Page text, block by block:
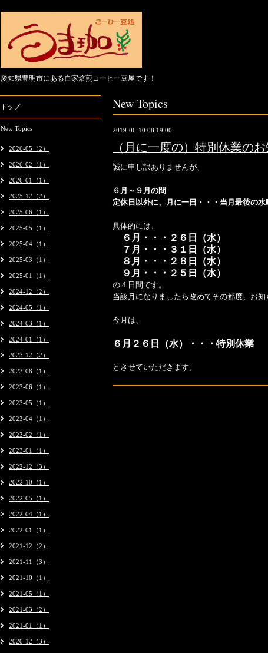
愛知県豊明市にある自家焙煎コーヒー豆屋です！
New Topics
2019-06-10 08:19:00
（月に一度の）特別休業の
誠に申し訳ありませんが、
６月～９月の間
定休日以外に、月に一日・・・当月最後の水
具体的には、
６月・・・２６日（水）
７月・・・３１日（水）
８月・・・２８日（水）
９月・・・２５日（水）
の４日間です。
当該月になりましたら改めてその都度、お知
今月は、
６月２６日（水）・・・特別休業
とさせていただきます。
トップ
New Topics
2026-05（2）
2026-02（1）
2026-01（1）
2025-12（2）
2025-06（1）
2025-05（1）
2025-04（1）
2025-03（1）
2025-01（1）
2024-12（2）
2024-05（1）
2024-03（1）
2024-01（1）
2023-12（2）
2023-08（1）
2023-06（1）
2023-05（1）
2023-04（1）
2023-02（1）
2023-01（1）
2022-12（3）
2022-10（1）
2022-05（1）
2022-04（1）
2022-01（1）
2021-12（2）
2021-11（3）
2021-10（1）
2021-05（1）
2021-03（2）
2021-01（1）
2020-12（3）